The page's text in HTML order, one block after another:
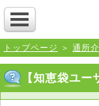
トップページ ＞ 通所
【知恵袋ユ